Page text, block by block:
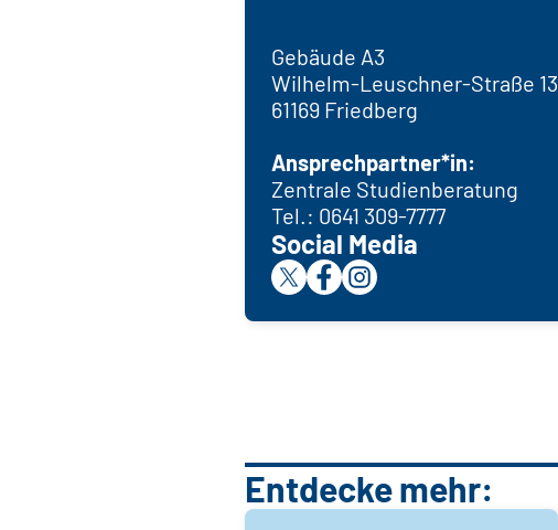
Gebäude A3
Wilhelm-Leuschner-Straße 13
61169 Friedberg
Ansprechpartner*in:
Zentrale Studienberatung
Tel.: 0641 309-7777
Social Media
Entdecke mehr: